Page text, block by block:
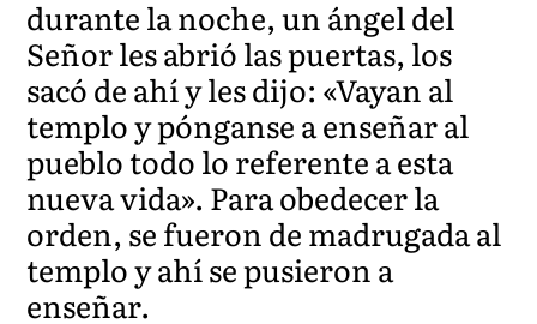
durante la noche, un ángel del
Señor les abrió las puertas, los
sacó de ahí y les dijo: «Vayan al
templo y pónganse a enseñar al
pueblo todo lo referente a esta
nueva vida». Para obedecer la
orden, se fueron de madrugada al
templo y ahí se pusieron a
enseñar.